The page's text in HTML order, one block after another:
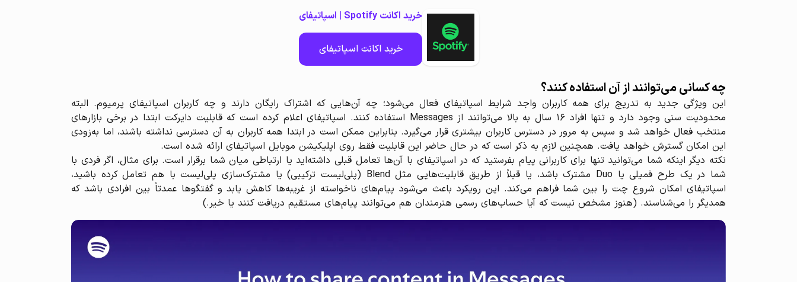
خرید اکانت Spotify | اسپاتیفای
خرید اکانت اسپاتیفای
چه کسانی می‌توانند از آن استفاده کنند؟
این ویژگی جدید به تدریج برای همه کاربران واجد شرایط اسپاتیفای فعال می‌شود؛ چه آن‌هایی که اشتراک رایگان دارند و چه کاربران اسپاتیفای پرمیوم. البته
محدودیت سنی وجود دارد و تنها افراد ۱۶ سال به بالا می‌توانند از Messages استفاده کنند. اسپاتیفای اعلام کرده است که قابلیت دایرکت ابتدا در برخی بازارهای
منتخب فعال خواهد شد و سپس به مرور در دسترس کاربران بیشتری قرار می‌گیرد. بنابراین ممکن است در ابتدا همه کاربران به آن دسترسی نداشته باشند، اما به‌زودی
این امکان گسترش خواهد یافت. همچنین لازم به ذکر است که در حال حاضر این قابلیت فقط روی اپلیکیشن موبایل اسپاتیفای ارائه شده است.
نکته دیگر اینکه شما می‌توانید تنها برای کاربرانی پیام بفرستید که در اسپاتیفای با آن‌ها تعامل قبلی داشته‌اید یا ارتباطی میان شما برقرار است. برای مثال، اگر فردی با
شما در یک طرح فمیلی یا Duo مشترک باشد، یا قبلاً از طریق قابلیت‌هایی مثل Blend (پلی‌لیست ترکیبی) یا مشترک‌سازی پلی‌لیست با هم تعامل کرده باشید،
اسپاتیفای امکان شروع چت را بین شما فراهم می‌کند. این رویکرد باعث می‌شود پیام‌های ناخواسته از غریبه‌ها کاهش یابد و گفتگوها عمدتاً بین افرادی باشد که
همدیگر را می‌شناسند. (هنوز مشخص نیست که آیا حساب‌های رسمی هنرمندان هم می‌توانند پیام‌های مستقیم دریافت کنند یا خیر.)